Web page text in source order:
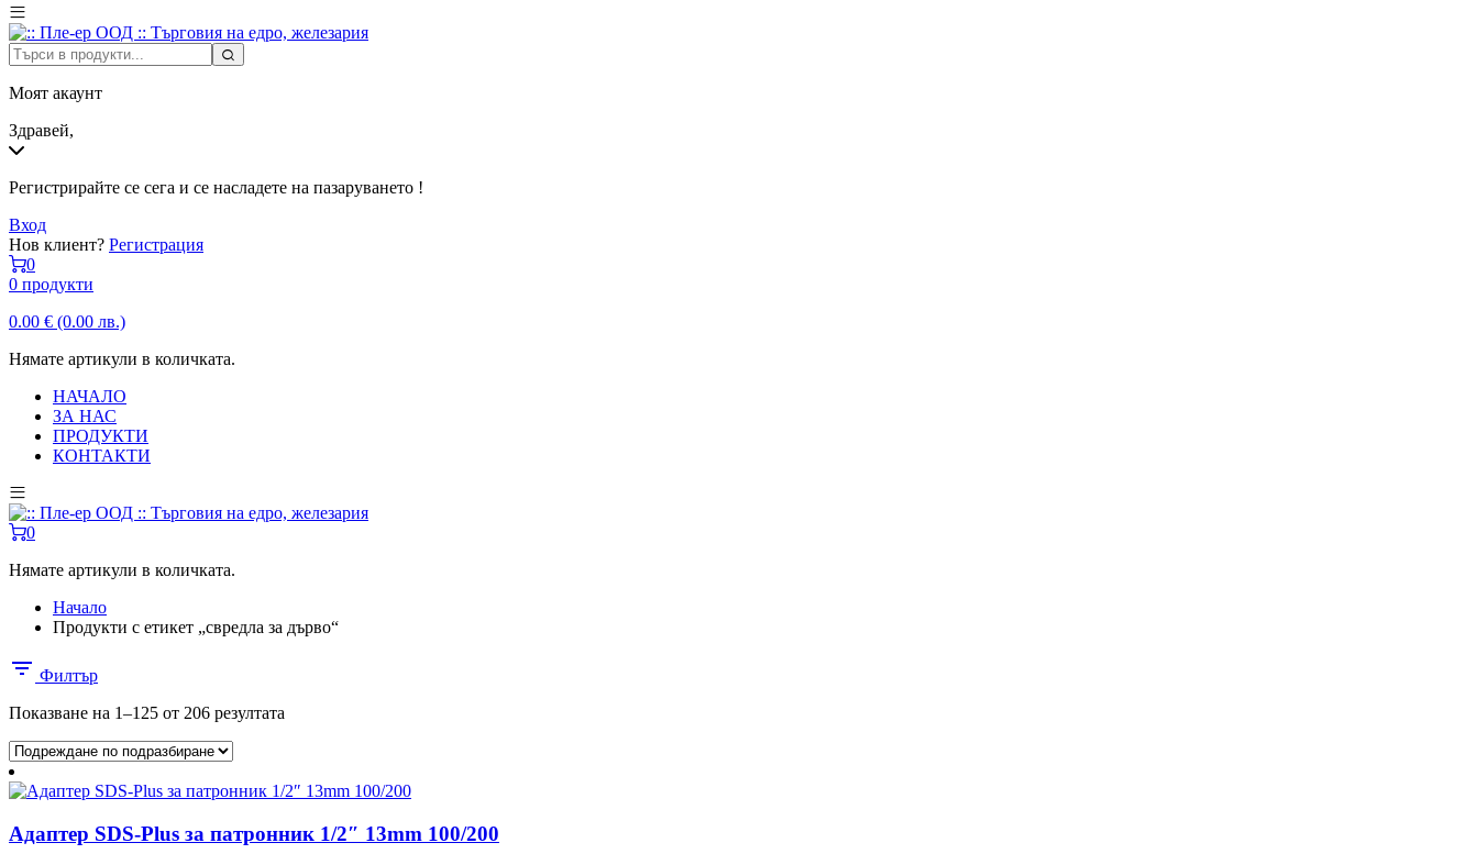
Моят акаунт
Здравей,
Регистрирайте се сега и се насладете на пазаруването !
Вход
Нов клиент? Регистрация
0
0 продукти
0.00 € (0.00 лв.)
Нямате артикули в количката.
НАЧАЛО
ЗА НАС
ПРОДУКТИ
КОНТАКТИ
0
Нямате артикули в количката.
Начало
Продукти с етикет „свредла за дърво“
Филтър
Показване на 1–125 от 206 резултата
Адаптер SDS-Plus за патронник 1/2″ 13mm 100/200